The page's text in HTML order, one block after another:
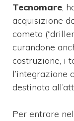
Tecnomare,
acquisizione
cometa
curandone
costruzione, i
l’integrazione
destinata
Per entrare